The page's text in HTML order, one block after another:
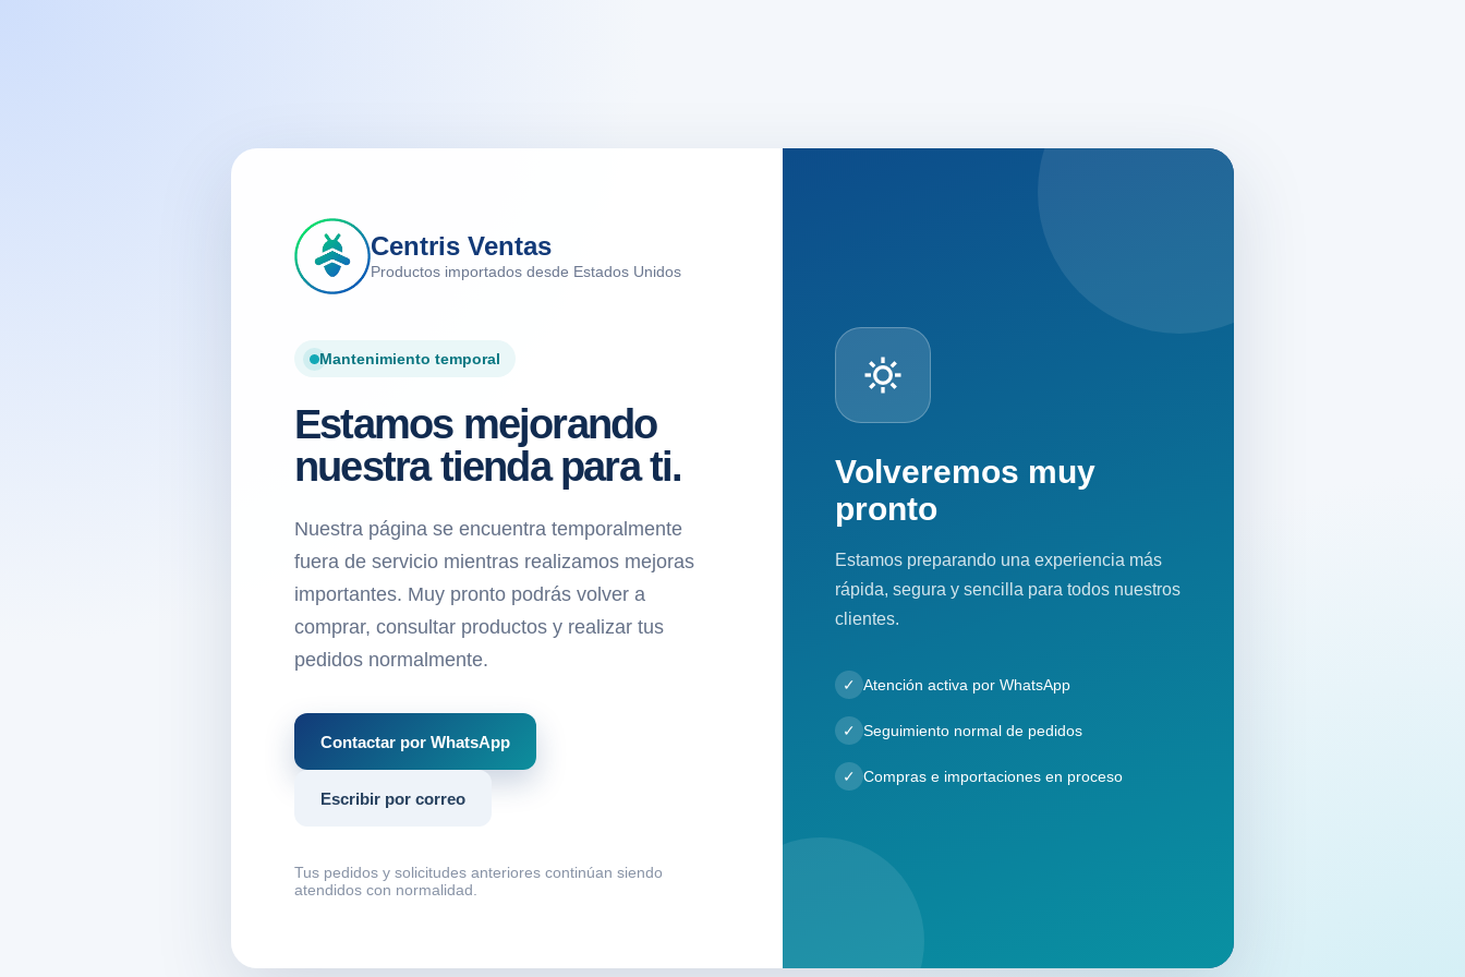
Centris Ventas
Productos importados desde Estados Unidos
Mantenimiento temporal
Estamos mejorando
nuestra tienda para ti.
Nuestra página se encuentra temporalmente
fuera de servicio mientras realizamos mejoras
importantes. Muy pronto podrás volver a
comprar, consultar productos y realizar tus
pedidos normalmente.
Contactar por WhatsApp
Escribir por correo
Tus pedidos y solicitudes anteriores continúan siendo
atendidos con normalidad.
Volveremos muy
pronto
Estamos preparando una experiencia más
rápida, segura y sencilla para todos nuestros
clientes.
✓ Atención activa por WhatsApp
✓ Seguimiento normal de pedidos
✓ Compras e importaciones en proceso